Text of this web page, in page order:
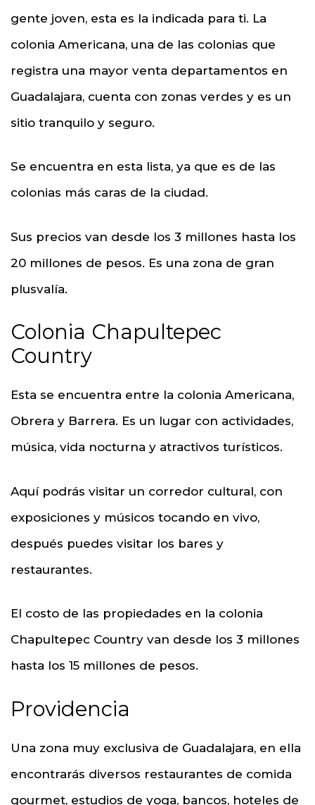
gente joven, esta es la indicada para ti. La
colonia Americana, una de las colonias que
registra una mayor venta departamentos en
Guadalajara, cuenta con zonas verdes y es un
sitio tranquilo y seguro.
Se encuentra en esta lista, ya que es de las
colonias más caras de la ciudad.
Sus precios van desde los 3 millones hasta los
20 millones de pesos. Es una zona de gran
plusvalía.
Colonia Chapultepec
Country
Esta se encuentra entre la colonia Americana,
Obrera y Barrera. Es un lugar con actividades,
música, vida nocturna y atractivos turísticos.
Aquí podrás visitar un corredor cultural, con
exposiciones y músicos tocando en vivo,
después puedes visitar los bares y
restaurantes.
El costo de las propiedades en la colonia
Chapultepec Country van desde los 3 millones
hasta los 15 millones de pesos.
Providencia
Una zona muy exclusiva de Guadalajara, en ella
encontrarás diversos restaurantes de comida
gourmet, estudios de yoga, bancos, hoteles de